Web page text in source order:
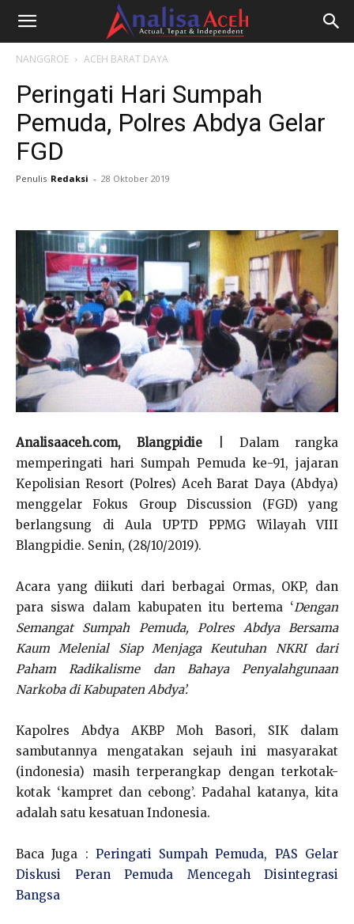
NANGGROE ACEH BARAT DAYA
Peringati Hari Sumpah
Pemuda, Polres Abdya Gelar
FGD
Penulis Redaksi - 28 Oktober 2019
Analisaaceh.com, Blangpidie | Dalam rangka
memperingati hari Sumpah Pemuda ke-91, jajaran
Kepolisian Resort (Polres) Aceh Barat Daya (Abdya)
menggelar Fokus Group Discussion (FGD) yang
berlangsung di Aula UPTD PPMG Wilayah VIII
Blangpidie. Senin, (28/10/2019).
Acara yang diikuti dari berbagai Ormas, OKP, dan
para siswa dalam kabupaten itu bertema ‘Dengan
Semangat Sumpah Pemuda, Polres Abdya Bersama
Kaum Melenial Siap Menjaga Keutuhan NKRI dari
Paham Radikalisme dan Bahaya Penyalahgunaan
Narkoba di Kabupaten Abdya’.
Kapolres Abdya AKBP Moh Basori, SIK dalam
sambutannya mengatakan sejauh ini masyarakat
(indonesia) masih terperangkap dengan terkotak-
kotak ‘kampret dan cebong’. Padahal katanya, kita
adalah satu kesatuan Indonesia.
Baca Juga : Peringati Sumpah Pemuda, PAS Gelar
Diskusi Peran Pemuda Mencegah Disintegrasi
Bangsa